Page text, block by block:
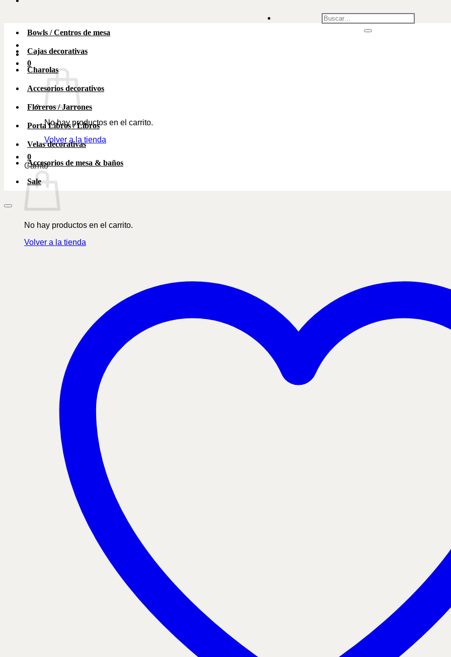
Buscar
por:
0
No hay productos en el carrito.
Volver a la tienda
0
Carrito
No hay productos en el carrito.
Volver a la tienda
Bowls / Centros de mesa
Cajas decorativas
Charolas
Accesorios decorativos
Floreros / Jarrones
Porta Libros / Libros
Velas decorativas
Accesorios de mesa & baños
Sale